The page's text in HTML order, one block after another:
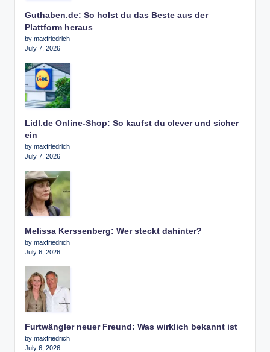
Guthaben.de: So holst du das Beste aus der
Plattform heraus
by maxfriedrich
July 7, 2026
Lidl.de Online-Shop: So kaufst du clever und sicher
ein
by maxfriedrich
July 7, 2026
Melissa Kerssenberg: Wer steckt dahinter?
by maxfriedrich
July 6, 2026
Furtwängler neuer Freund: Was wirklich bekannt ist
by maxfriedrich
July 6, 2026